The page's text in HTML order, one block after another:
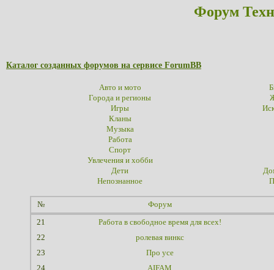
Форум
Каталог созданных форумов на сервисе ForumBB
Авто и мото
Города и регионы
Игры
Кланы
Музыка
Работа
Спорт
Увлечения и хобби
Дети
Непознанное
№ Форум
21
Работа в свободное время для всех!
22
ролевая винкс
23
Про усе
24
AIFAM